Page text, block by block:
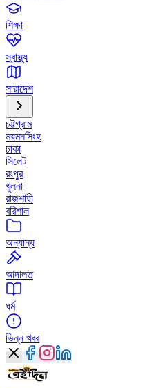
শিক্ষা
স্বাস্থ্য
সারাদেশ
চট্টগ্রাম
ময়মনসিংহ
ঢাকা
সিলেট
রংপুর
খুলনা
রাজশাহী
বরিশাল
অন্যান্য
আদালত
ধর্ম
ভিন্ন খবর